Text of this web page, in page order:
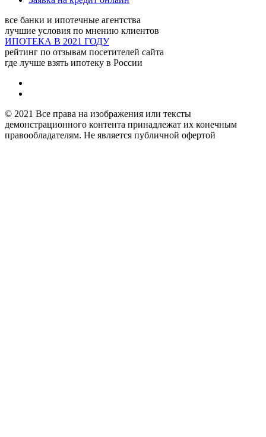
Максима Горького, 44 -
707 офис, 7 этаж
все банки и ипотечные агентства
лучшие условия по мнению клиентов
ИПОТЕКА В 2021 ГОДУ
рейтинг по отзывам посетителей сайта
где лучше взять ипотеку в России
© 2021 Все права на изображения или тексты
демонстрационного контента принадлежат их конечным
правообладателям. Не является публичной офертой